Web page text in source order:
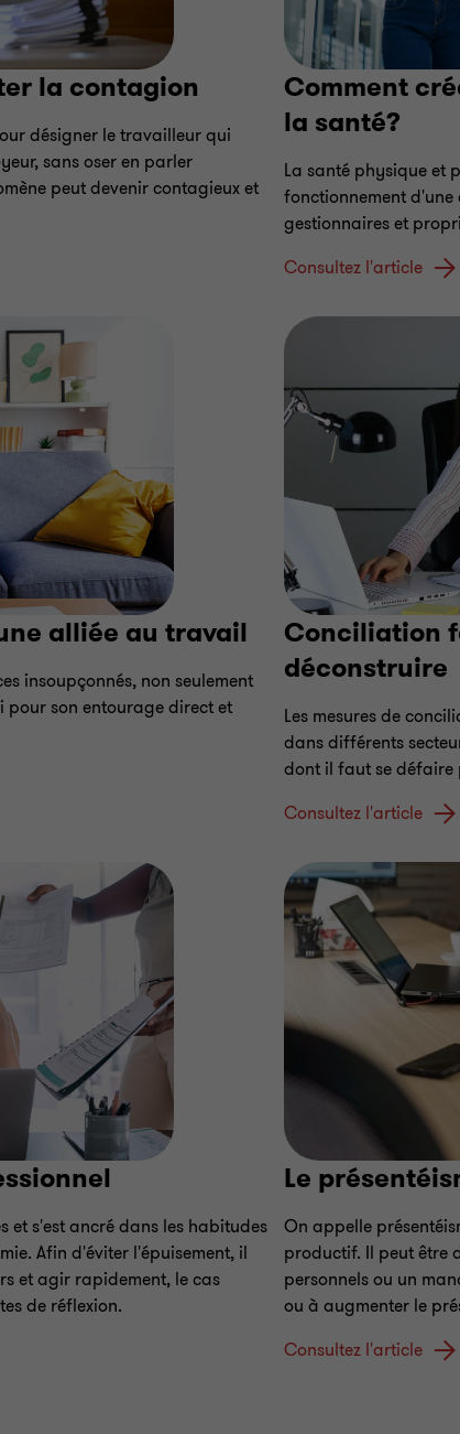
la contagion
désigner le travailleur qui
sans oser en parler
peut devenir contagieux et
Comment
la santé?
La santé physique et
fonctionnement d'une
gestionnaires et
Consultez l'article
alliée au travail
insoupçonnés, non seulement
son entourage direct et
Conciliation
déconstruire
Les mesures de
dans différents
dont il faut se défaire
Consultez l'article
et s'est ancré dans les habitudes
Afin d'éviter l'épuisement, il
et agir rapidement, le cas
de réflexion.
Le
On appelle
productif. Il peut être
personnels ou un
ou à augmenter le
Consultez l'article